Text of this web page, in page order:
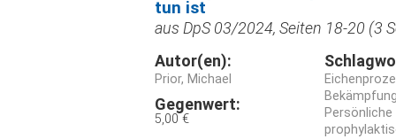
tun ist
aus DpS 03/2024, Seiten 18-20 (3
Autor(en):
Prior, Michael
Gegenwert:
5,00 €